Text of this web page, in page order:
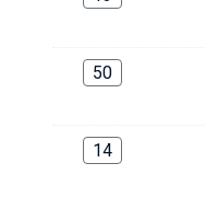
50
14